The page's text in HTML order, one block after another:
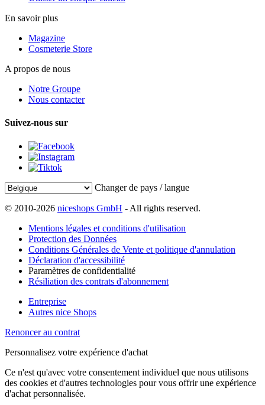
En savoir plus
Magazine
Cosmeterie Store
A propos de nous
Notre Groupe
Nous contacter
Suivez-nous sur
Changer de pays / langue
© 2010-2026 niceshops GmbH - All rights reserved.
Mentions légales et conditions d'utilisation
Protection des Données
Conditions Générales de Vente et politique d'annulation
Déclaration d'accessibilité
Paramètres de confidentialité
Résiliation des contrats d'abonnement
Entreprise
Autres nice Shops
Renoncer au contrat
Personnalisez votre expérience d'achat
Ce n'est qu'avec votre consentement individuel que nous utilisons
des cookies et d'autres technologies pour vous offrir une expérience
d'achat personnalisée.